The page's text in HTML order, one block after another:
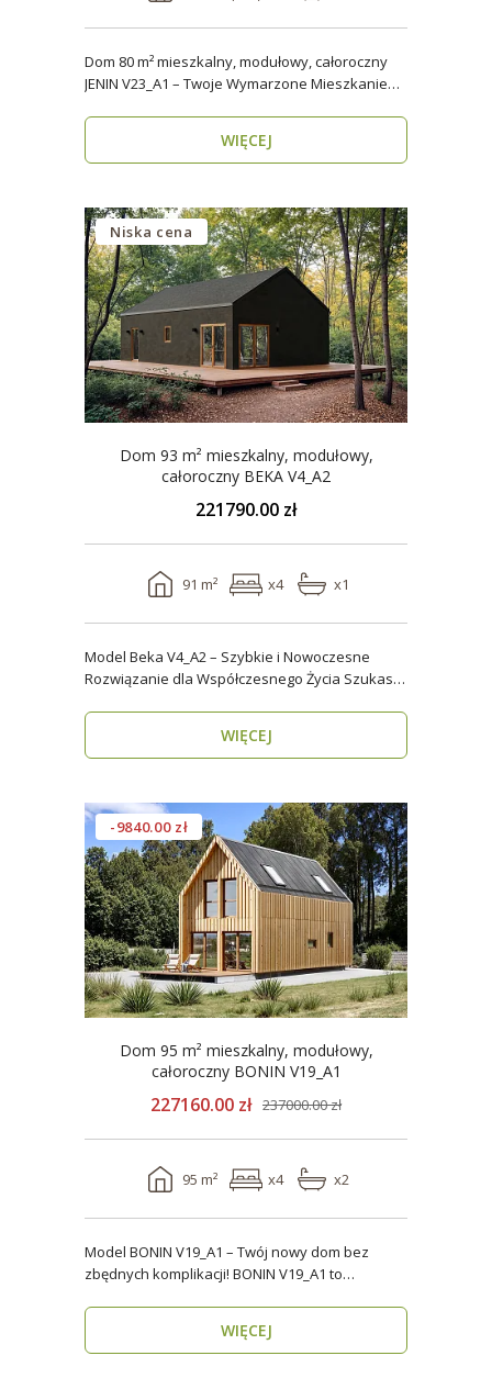
Dom 80 m² mieszkalny, modułowy, całoroczny
JENIN V23_A1 – Twoje Wymarzone Mieszkanie
WIĘCEJ
Niska cena
Dom 93 m² mieszkalny, modułowy,
całoroczny BEKA V4_A2
221790.00 zł
91 m² x4 x1
Model Beka V4_A2 – Szybkie i Nowoczesne
Rozwiązanie dla Współczesnego Życia Szukasz
WIĘCEJ
-9840.00 zł
Dom 95 m² mieszkalny, modułowy,
całoroczny BONIN V19_A1
227160.00 zł 237000.00 zł
95 m² x4 x2
Model BONIN V19_A1 – Twój nowy dom bez
zbędnych komplikacji! BONIN V19_A1 to
WIĘCEJ